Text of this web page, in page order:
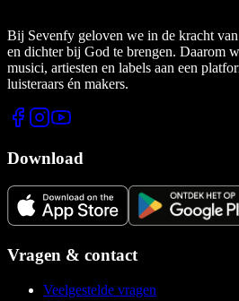
Bij Sevenfy geloven we in de kracht
en dichter bij God te brengen. Daarom
musici, artiesten en labels aan een
luisteraars én makers.
Download
Vragen & contact
Veelgestelde vragen